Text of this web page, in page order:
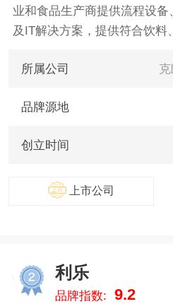
业和食品生产商提供流程设
及IT解决方案，提供符合饮料
整体生产厂房规划能力。
所属公司
品牌源地
创立时间
上市公司
利乐
品牌指数: 9.2